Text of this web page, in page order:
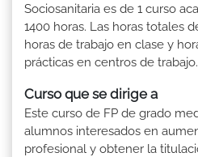
Sociosanitaria es de 1 curso
1400 horas. Las horas totales
horas de trabajo en clase y
prácticas en centros de trabajo.
Curso que se dirige a
Este curso de FP de grado
alumnos interesados en
profesional y obtener la